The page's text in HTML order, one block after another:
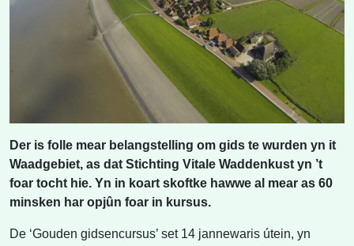
Der is folle mear belangstelling om gids te wurden yn it
Waadgebiet, as dat Stichting Vitale Waddenkust yn ’t
foar tocht hie. Yn in koart skoftke hawwe al mear as 60
minsken har opjûn foar in kursus.
De ‘Gouden gidsencursus’ set 14 jannewaris útein, yn